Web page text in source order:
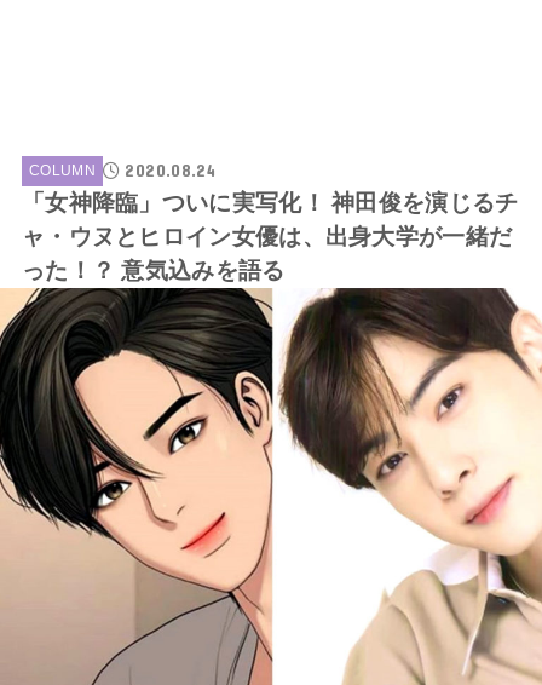
COLUMN 2020.08.24
「女神降臨」ついに実写化！ 神田俊を演じるチ
ャ・ウヌとヒロイン女優は、出身大学が一緒だ
った！？ 意気込みを語る